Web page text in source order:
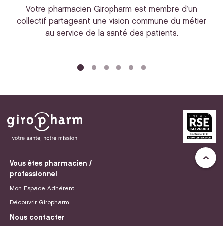
Votre pharmacien Giropharm est membre d’un
collectif partageant une vision commune du métier
au service de la santé des patients.
Vous êtes pharmacien /
professionnel
Mon Espace Adhérent
Découvrir Giropharm
Nous contacter